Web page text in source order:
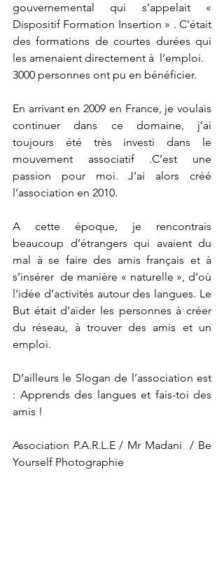
gouvernemental qui s’appelait «
Dispositif Formation Insertion » . C’était
des formations de courtes durées qui
les amenaient directement à  l’emploi.
3000 personnes ont pu en bénéficier.
En arrivant en 2009 en France, je voulais
continuer dans ce domaine, j’ai
toujours été très investi dans le
mouvement associatif .C’est une
passion pour moi. J’ai alors créé
l’association en 2010.
A cette époque, je rencontrais
beaucoup d’étrangers qui avaient du
mal à se faire des amis français et à
s’insérer  de manière « naturelle », d’où
l‘idée d’activités autour des langues. Le
But était d’aider les personnes à créer
du réseau, à trouver des amis et un
emploi.
D’ailleurs le Slogan de l’association est
: Apprends des langues et fais-toi des
amis !
Association P.A.R.L.E / Mr Madani  / Be
Yourself Photographie